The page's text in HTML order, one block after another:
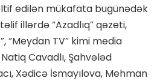
edilən mükafata bugünədək
illərdə “Azadlıq” qəzeti,
“Meydan TV” kimi media
Cavadlı, Şahvələd
Xədicə İsmayılova, Mehman